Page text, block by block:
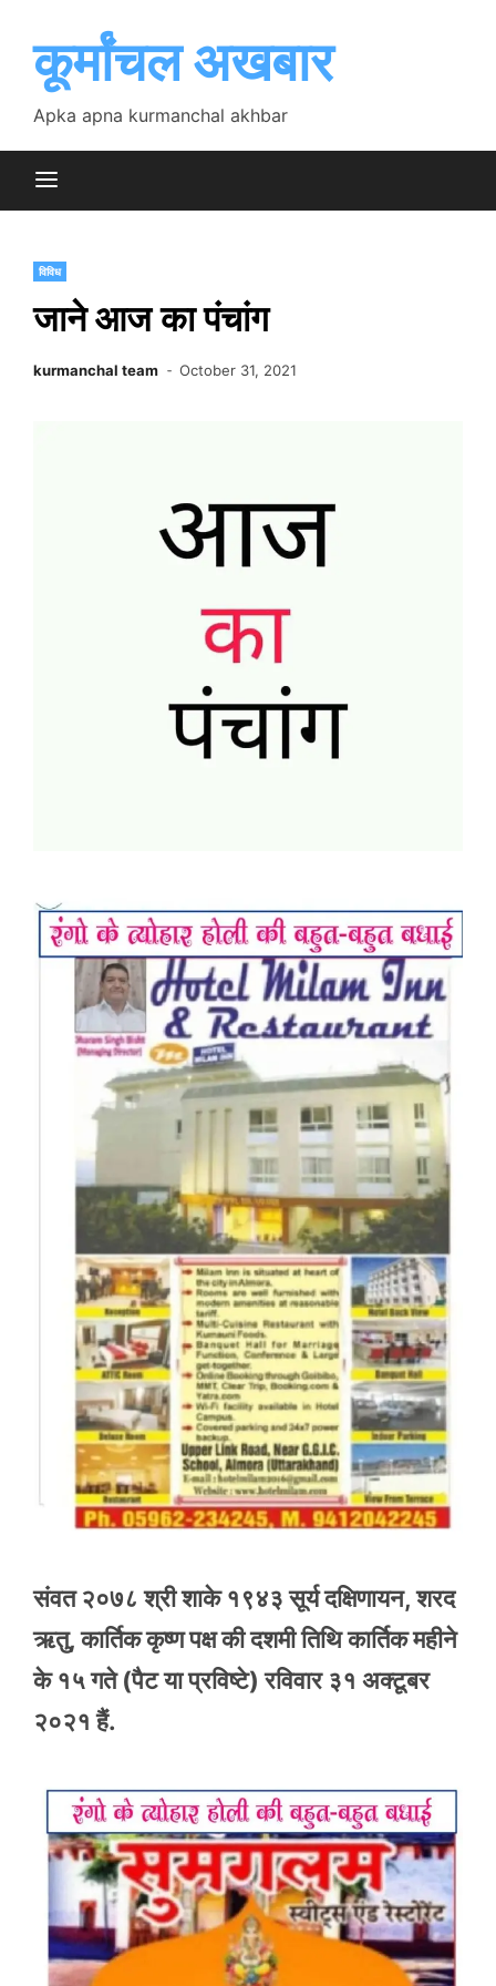
contentकूर्मांचल अखबार
Apka apna kurmanchal akhbar
विविध
जाने आज का पंचांग
kurmanchal team October 31, 2021
संवत २०७८ श्री शाके १९४३ सूर्य दक्षिणायन, शरद
ऋतु, कार्तिक कृष्ण पक्ष की दशमी तिथि कार्तिक महीने
के १५ गते (पैट या प्रविष्टे) रविवार ३१ अक्टूबर
२०२१ हैं.